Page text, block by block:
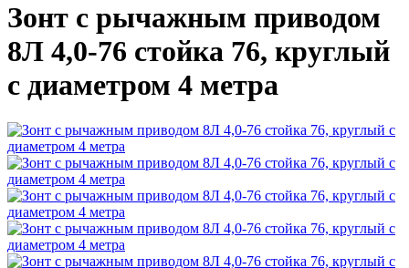
Зонт с рычажным приводом
8Л 4,0-76 стойка 76, круглый
с диаметром 4 метра